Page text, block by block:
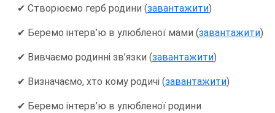
✔ Створюємо герб родини (завантажити)
✔ Беремо інтерв’ю в улюбленої мами (завантажити)
✔ Вивчаємо родинні зв’язки (завантажити)
✔ Визначаємо, хто кому родичі (завантажити)
✔ Беремо інтерв’ю в улюбленої родини